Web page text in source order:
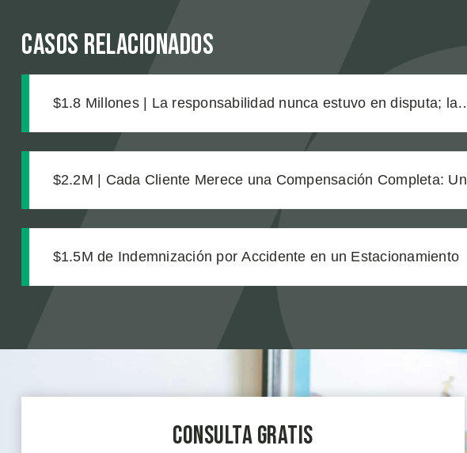
Casos relacionados
$1.8 Millones | La responsabilidad nunca estuvo en disputa; la
$2.2M | Cada Cliente Merece una Compensación Completa: Un
$1.5M de Indemnización por Accidente en un Estacionamiento
Consulta Gratis